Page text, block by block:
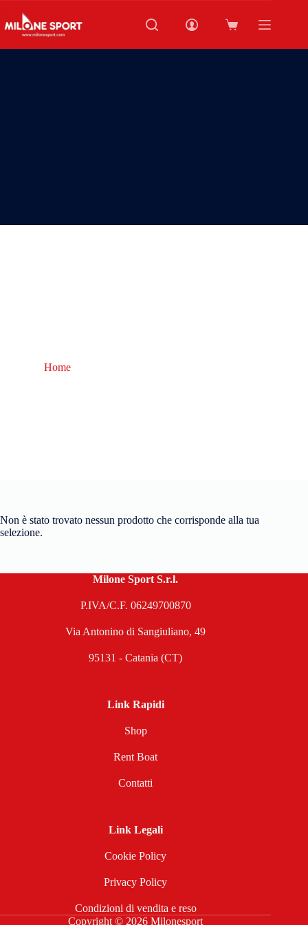
Home
Non è stato trovato nessun prodotto che corrisponde alla tua
selezione.
Milone Sport S.r.l.
P.IVA/C.F. 06249700870
Via Antonino di Sangiuliano, 49
95131 - Catania (CT)
Link Rapidi
Shop
Rent Boat
Contatti
Link Legali
Cookie Policy
Privacy Policy
Condizioni di vendita e reso
Copyright © 2026 Milonesport